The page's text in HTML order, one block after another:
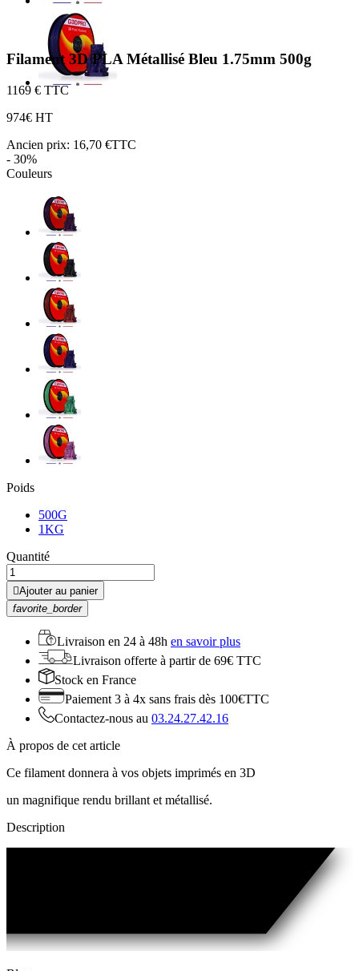
Filament 3D PLA Métallisé Bleu 1.75mm 500g
1169 € TTC
974€ HT
Ancien prix: 16,70 €TTC
- 30%
Couleurs
Poids
500G
1KG
Quantité
Ajouter au panier
favorite_border
Livraison en 24 à 48h en savoir plus
Livraison offerte à partir de 69€ TTC
Stock en France
Paiement 3 à 4x sans frais dès 100€TTC
Contactez-nous au 03.24.27.42.16
À propos de cet article
Ce filament donnera à vos objets imprimés en 3D
un magnifique rendu brillant et métallisé.
Description